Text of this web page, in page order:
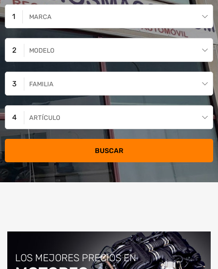
MARCA
MODELO
FAMILIA
ARTÍCULO
LOS MEJORES PRECIOS EN